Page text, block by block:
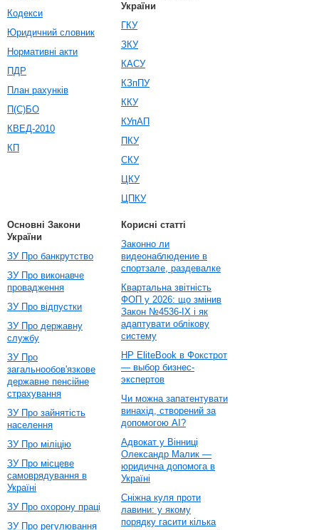
Кодекси
Юридичний словник
Нормативні акти
ПДР
План рахунків
П(С)БО
КВЕД-2010
КП
України
ГКУ
ЗКУ
КАСУ
КЗпПУ
ККУ
КУпАП
ПКУ
СКУ
ЦКУ
ЦПКУ
Основні Закони
України
ЗУ Про банкрутство
ЗУ Про виконавче
провадження
ЗУ Про відпустки
ЗУ Про державну
службу
ЗУ Про
загальнообов'язкове
державне пенсійне
страхування
ЗУ Про зайнятість
населення
ЗУ Про міліцію
ЗУ Про місцеве
самоврядування в
Україні
ЗУ Про охорону праці
ЗУ Про регулювання
Корисні статті
Законно ли
видеонаблюдение в
спортзале, раздевалке
Квартальна звітність
ФОП у 2026: що змінив
Закон №4536-IX і як
адаптувати облікову
систему
HP EliteBook в Фокстрот
— выбор бизнес-
экспертов
Чи можна запатентувати
винахід, створений за
допомогою AI?
Адвокат у Вінниці
Олександр Малик —
юридична допомога в
Україні
Сніжна куля проти
лавини: у якому
порядку гасити кілька